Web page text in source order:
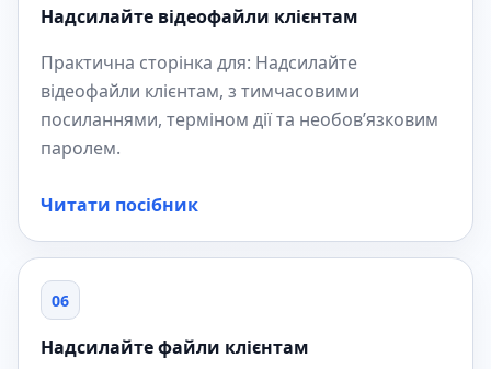
Надсилайте відеофайли клієнтам
Практична сторінка для: Надсилайте
відеофайли клієнтам, з тимчасовими
посиланнями, терміном дії та необов’язковим
паролем.
Читати посібник
06
Надсилайте файли клієнтам